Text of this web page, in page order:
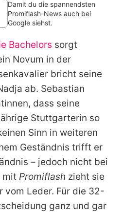
Exklusiv
auf Promiflash
Jobs
Team
Richtlinien
Damit du die spannendsten
Promiflash-News auch bei
Google siehst.
Bachelors sorgt
Novum in der
bricht seine
ab. Sebastian
dass seine
Stuttgarterin so
Sinn in weiteren
Geständnis trifft er
– jedoch nicht bei
mit Promiflash zieht sie
vom Leder. Für die 32-
ganz und gar